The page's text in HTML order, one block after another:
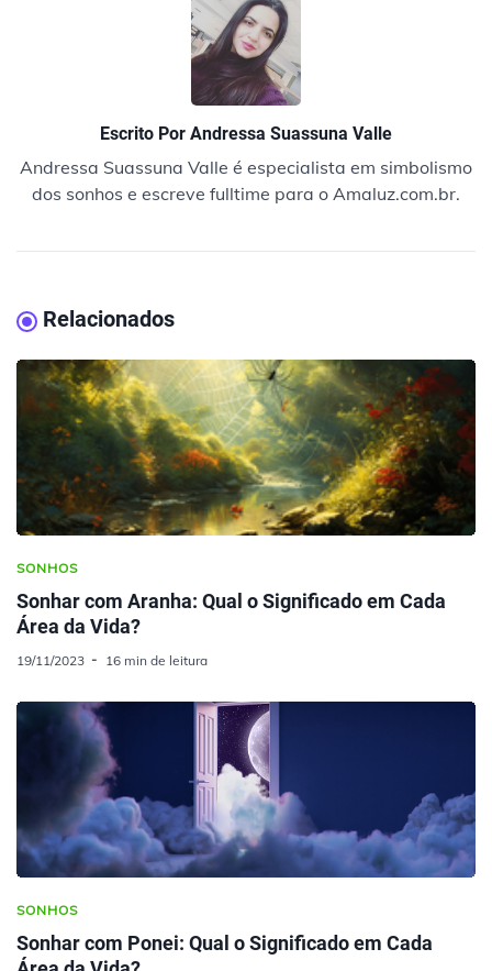
Escrito Por Andressa Suassuna Valle
Andressa Suassuna Valle é especialista em simbolismo
dos sonhos e escreve fulltime para o Amaluz.com.br.
Relacionados
SONHOS
Sonhar com Aranha: Qual o Significado em Cada
Área da Vida?
19/11/2023 16 min de leitura
SONHOS
Sonhar com Ponei: Qual o Significado em Cada